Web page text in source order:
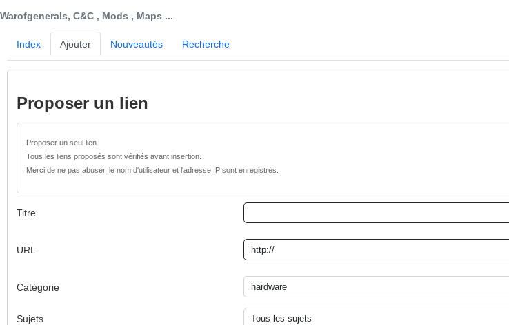
Warofgenerals, C&C , Mods , Maps ...
Index Ajouter Nouveautés Recherche
Proposer un lien
Proposer un seul lien.
Tous les liens proposés sont vérifiés avant insertion.
Merci de ne pas abuser, le nom d'utilisateur et l'adresse IP sont enregistrés.
Titre
URL
Catégorie
Sujets